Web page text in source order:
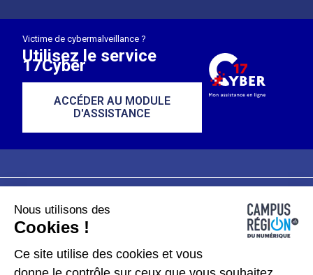
Victime de cybermalveillance ?
Utilisez le service
17Cyber
ACCÉDER AU MODULE
D'ASSISTANCE
Plan du site
Données personnelles
Nous utilisons des
Cookies !
Ce site utilise des cookies et vous